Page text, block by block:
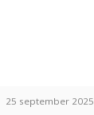
25 september 2025